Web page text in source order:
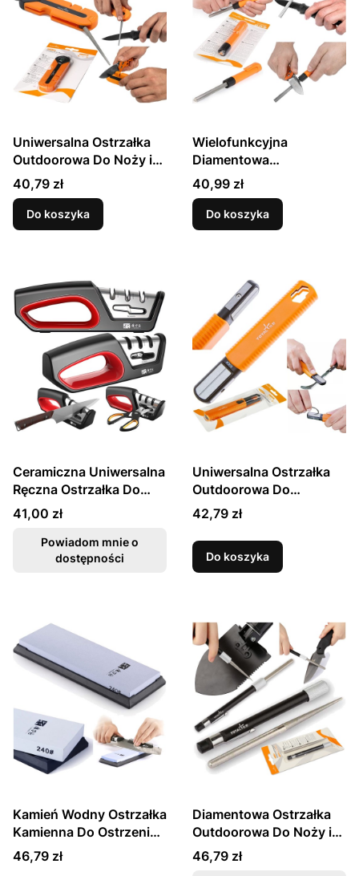
Uniwersalna Ostrzałka
Outdoorowa Do Noży i
Nożyczek TY1808
TAIDEA
Cena
40,79 zł
Do koszyka
Wielofunkcyjna
Diamentowa
Uniwersalna Ręczna
Ostrzałka Do Ostrzenia
Noży TY1805 TAIDEA
Cena
40,99 zł
Do koszyka
Ceramiczna Uniwersalna
Ręczna Ostrzałka Do
Ostrzenia Noży i
Nożyczek TG2017
TAIDEA
Cena
41,00 zł
Powiadom mnie o
dostępności
Uniwersalna Ostrzałka
Outdoorowa Do
Ostrzenia Noży TY2204
TAIDEA
Cena
42,79 zł
Do koszyka
Kamień Wodny Ostrzałka
Kamienna Do Ostrzenia
Noży (240) TG7024
TAIDEA
Cena
46,79 zł
Diamentowa Ostrzałka
Outdoorowa Do Noży i
Nożyczek (600) TY0905
TAIDEA
Cena
46,79 zł